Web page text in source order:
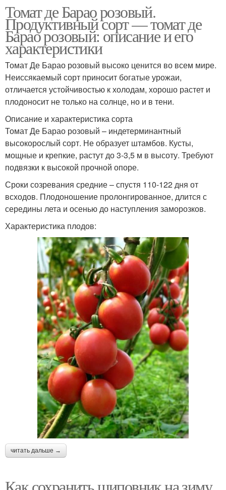
Томат де Барао розовый.
Продуктивный сорт — томат де
Барао розовый: описание и его
характеристики
Томат Де Барао розовый высоко ценится во всем мире.
Неиссякаемый сорт приносит богатые урожаи,
отличается устойчивостью к холодам, хорошо растет и
плодоносит не только на солнце, но и в тени.
Описание и характеристика сорта
Томат Де Барао розовый – индетерминантный
высокорослый сорт. Не образует штамбов. Кусты,
мощные и крепкие, растут до 3-3,5 м в высоту. Требуют
подвязки к высокой прочной опоре.
Сроки созревания средние – спустя 110-122 дня от
всходов. Плодоношение пролонгированное, длится с
середины лета и осенью до наступления заморозков.
Характеристика плодов:
читать дальше →